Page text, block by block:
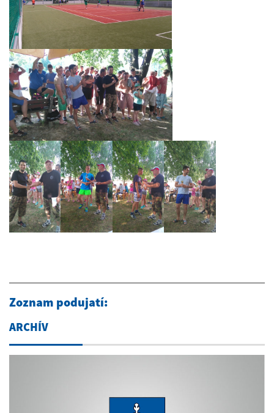
Zoznam podujatí:
ARCHÍV